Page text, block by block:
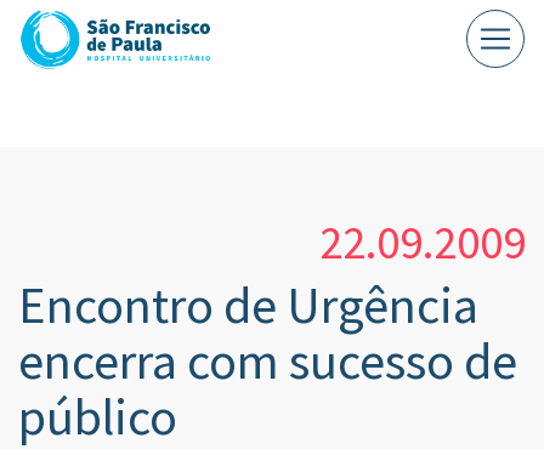
22.09.2009
Encontro de Urgência
encerra com sucesso de
público